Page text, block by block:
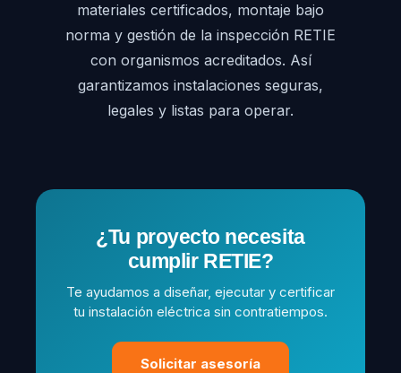
materiales certificados, montaje bajo
norma y gestión de la inspección RETIE
con organismos acreditados. Así
garantizamos instalaciones seguras,
legales y listas para operar.
¿Tu proyecto necesita
cumplir RETIE?
Te ayudamos a diseñar, ejecutar y certificar
tu instalación eléctrica sin contratiempos.
Solicitar asesoría